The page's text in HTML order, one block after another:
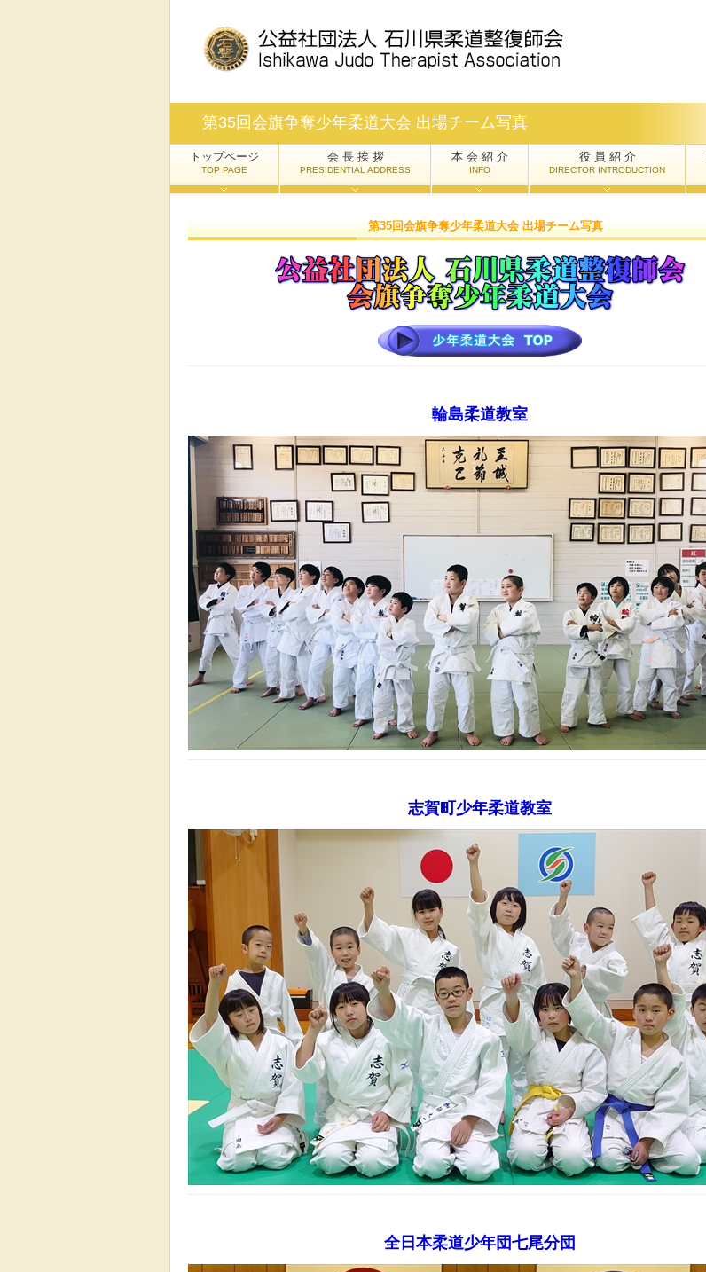
第35回会旗争奪少年柔道大会 出場チーム写真
第35回会旗争奪少年柔道大会 出場チーム写真
輪島柔道教室
志賀町少年柔道教室
全日本柔道少年団七尾分団
トップページ
TOP PAGE
会 長 挨 拶
PRESIDENTIAL ADDRESS
本 会 紹 介
INFO
役 員 紹 介
DIRECTOR INTRODUCTION